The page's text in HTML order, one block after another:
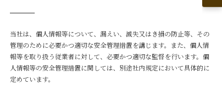
当社は、個人情報等について、漏えい、滅失又はき損の防止等、その
管理のために必要かつ適切な安全管理措置を講じます。また、個人情
報等を取り扱う従業者に対して、必要かつ適切な監督を行います。個
人情報等の安全管理措置に関しては、別途社内規定において具体的に
定めています。